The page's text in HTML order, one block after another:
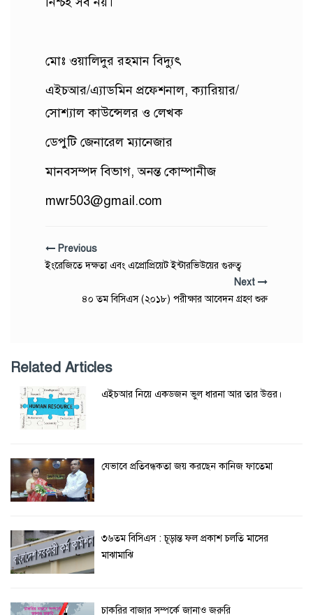
মোঃ ওয়ালিদুর রহমান বিদ্যুৎ
এইচআর/এ্যাডমিন প্রফেশনাল, ক্যারিয়ার/
সোশ্যাল কাউন্সেলর ও লেখক
ডেপুটি জেনারেল ম্যানেজার
মানবসম্পদ বিভাগ, অনন্ত কোম্পানীজ
mwr503@gmail.com
Previous
ইংরেজিতে দক্ষতা এবং এপ্রোপ্রিয়েট ইন্টারভিউয়ের গুরুত্ব
Next
৪০ তম বিসিএস (২০১৮) পরীক্ষার আবেদন গ্রহণ শুরু
Related Articles
এইচআর নিয়ে একডজন ভুল ধারনা আর তার উত্তর।
যেভাবে প্রতিবন্ধকতা জয় করছেন কানিজ ফাতেমা
৩৬তম বিসিএস : চূড়ান্ত ফল প্রকাশ চলতি মাসের
মাঝামাঝি
চাকরির বাজার সম্পর্কে জানাও জরুরি